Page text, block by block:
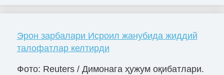
Эрон зарбалари Исроил жанубида жиддий
талофатлар келтирди
Фото: Reuters / Димонага ҳужум оқибатлари.